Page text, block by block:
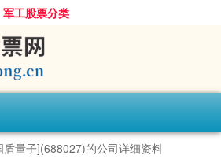
军工股票分类
盾量子](688027)的公司详细资料